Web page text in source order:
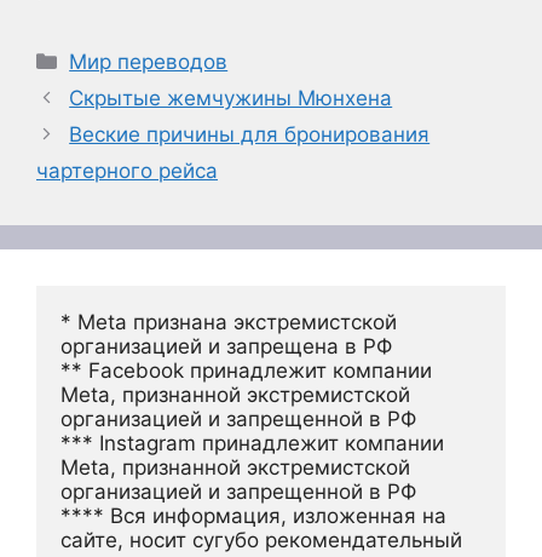
Рубрики
Мир переводов
Скрытые жемчужины Мюнхена
Веские причины для бронирования
чартерного рейса
* Meta признана экстремистской
организацией и запрещена в РФ
** Facebook принадлежит компании
Meta, признанной экстремистской
организацией и запрещенной в РФ
*** Instagram принадлежит компании
Meta, признанной экстремистской
организацией и запрещенной в РФ
**** Вся информация, изложенная на
сайте, носит сугубо рекомендательный